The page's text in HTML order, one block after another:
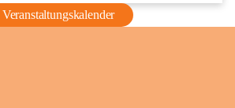
Veranstaltungskalender